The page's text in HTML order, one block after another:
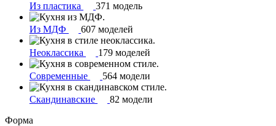
Из пластика 371 модель
Из МДФ 607 моделей
Неоклассика 179 моделей
Современные 564 модели
Скандинавские
82 модели
Форма